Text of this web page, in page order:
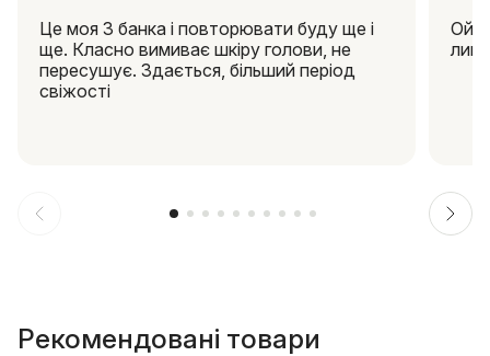
Це моя 3 банка і повторювати буду ще і
ще. Класно вимиває шкіру голови, не
пересушує. Здається, більший період
свіжості
Ой
Рекомендовані товари